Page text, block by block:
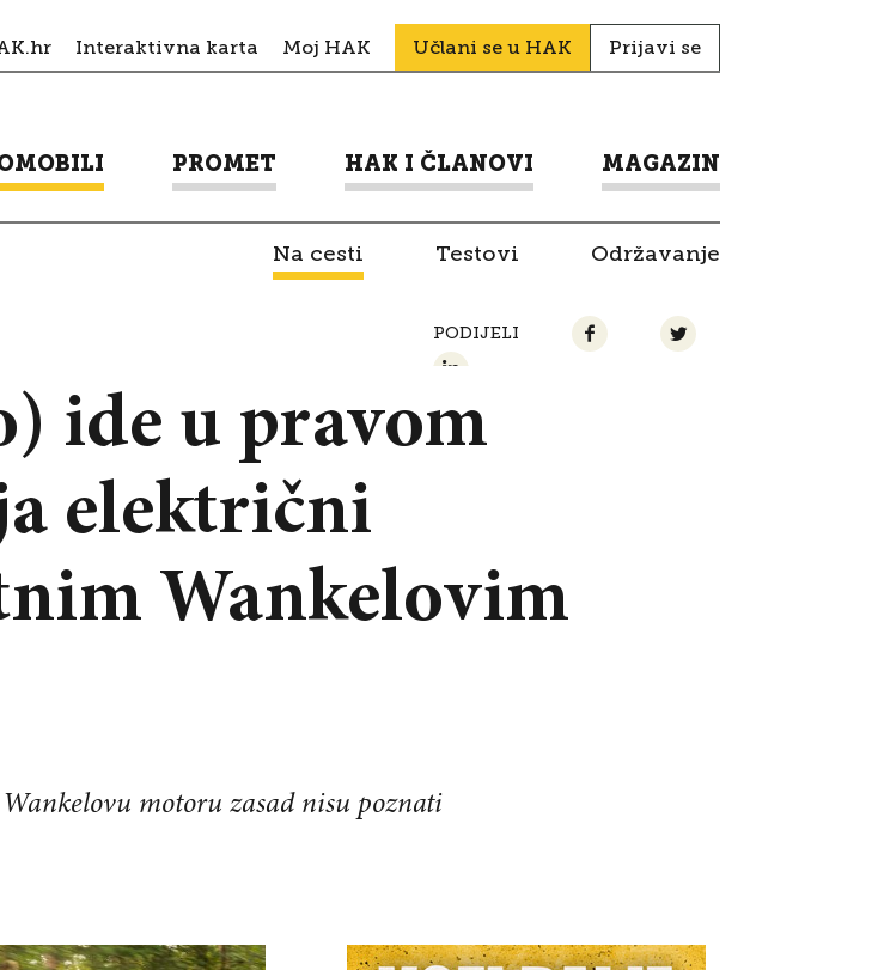
Interaktivna karta Moj HAK Učlani se u HAK Prijavi se
PROMET HAK I ČLANOVI MAGAZIN
Na cesti Testovi Održavanje
PODIJELI
ide u pravom
električni
Wankelovim
motoru zasad nisu poznati